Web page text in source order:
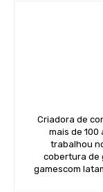
Criadora de
mais de
trabalhou
cobertura de
gamescom